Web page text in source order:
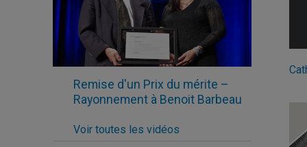
Remise d'un Prix du mérite –
Rayonnement à Benoit Barbeau
Voir toutes les vidéos